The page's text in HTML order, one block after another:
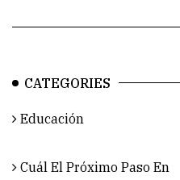
CATEGORIES
Educación
Cuál El Próximo Paso En